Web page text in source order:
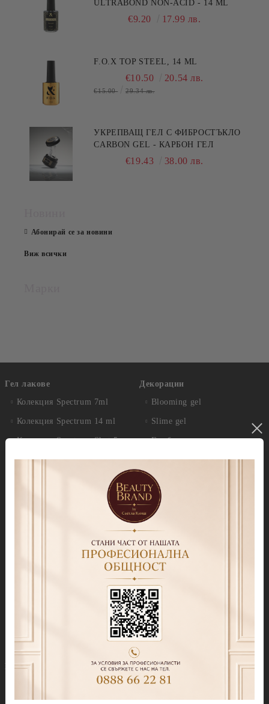
ULTRABOND NON-ACID - 14 ML
€9.20 17.99 лв.
F.O.X TOP STEEL, 14 ML
€10.50 20.54 лв.
€15.00 29.34 лв.
УКРЕПВАЩ ГЕЛ С ФИБРОСТЪКЛО
CARBON GEL - КАРБОН ГЕЛ
€19.43 38.00 лв.
Абонирай се за новини
Виж всички
Гел лакове
Колекция Spectrum 7ml
Колекция Spectrum 14 ml
Колекция Spectrum Shot 5гр.
Колекция Spring 2026
Колекция Mocha Mousse
Колекция Lipstick
Колекция Cat Eye Galaxy
Колекция Party
Бази
Прозрачни Бази за гел лак
Декорации
Blooming gel
Slime gel
Гел бои
Витражни-Vitrage Gel
Брокати, Фолиа и др.
Акварелни капки
Препарати
Дезинфектанти и
консумативи
Обезмаслители
За сваляне на гел лак/
лепкав слой
Праймери
Грижа за нокти и кожа